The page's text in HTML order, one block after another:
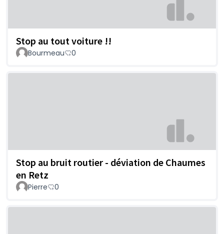
Stop au tout voiture !!
Bourmeau 0
Stop au bruit routier - déviation de Chaumes
en Retz
Pierre 0